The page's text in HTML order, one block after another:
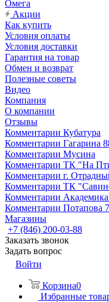
Омега
Акции
Как купить
Условия оплаты
Условия доставки
Гарантия на товар
Обмен и возврат
Полезные советы
Видео
Компания
О компании
Отзывы
Комментарии Кубатура
Комментарии Гагарина
Комментарии Мусина
Комментарии ТК "На
Комментарии г.
Комментарии ТК
Комментарии Академика
Комментарии Потапова
Магазины
+7 (846) 200-03-88
Заказать звонок
Задать вопрос
Войти
Корзина0
Избранные